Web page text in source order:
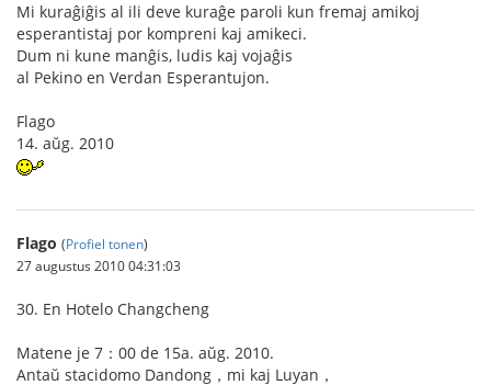
Mi kuraĝiĝis al ili deve kuraĝe paroli kun fremaj amikoj
esperantistaj por kompreni kaj amikeci.
Dum ni kune manĝis, ludis kaj vojaĝis
al Pekino en Verdan Esperantujon.
Flago
14. aŭg. 2010
Flago (Profiel tonen)
27 augustus 2010 04:31:03
30. En Hotelo Changcheng
Matene je 7：00 de 15a. aŭg. 2010.
Antaŭ stacidomo Dandong，mi kaj Luyan，